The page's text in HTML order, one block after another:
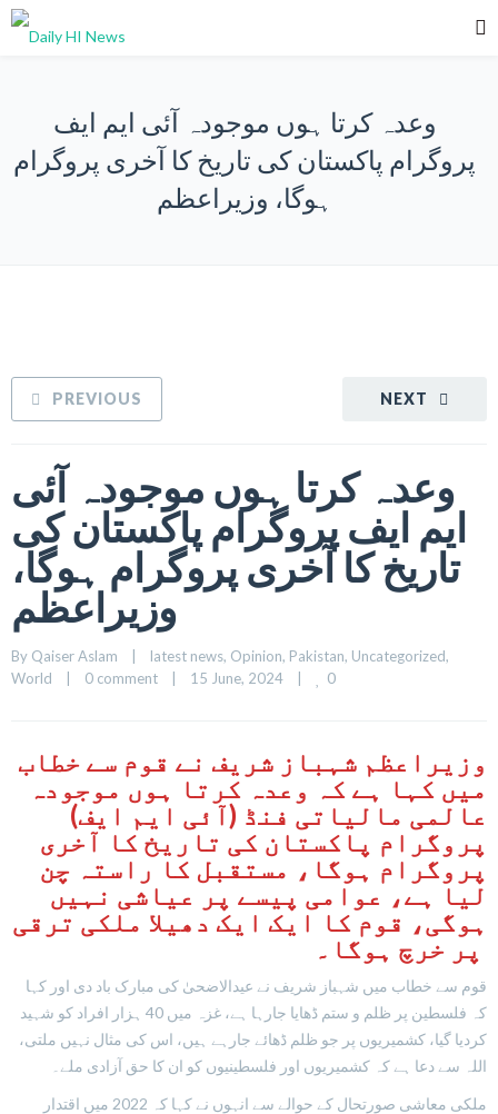
وعدہ کرتا ہوں موجودہ آئی ایم ایف
پروگرام پاکستان کی تاریخ کا آخری پروگرام
ہوگا، وزیراعظم
NEXT
PREVIOUS
وعدہ کرتا ہوں موجودہ آئی
ایم ایف پروگرام پاکستان کی
تاریخ کا آخری پروگرام ہوگا،
وزیراعظم
By Qaiser Aslam latest news, Opinion, Pakistan, Uncategorized
World
0 comment 15 June, 2024 0
وزیراعظم شہباز شریف نے قوم سے خطاب
میں کہا ہے کہ وعدہ کرتا ہوں موجودہ
عالمی مالیاتی فنڈ (آئی ایم ایف)
پروگرام پاکستان کی تاریخ کا آخری
پروگرام ہوگا، مستقبل کا راستہ چن
لیا ہے، عوامی پیسے پر عیاشی نہیں
ہوگی، قوم کا ایک ایک دھیلا ملکی ترقی
قوم سے خطاب میں شہباز شریف نے عیدالاضحیٰ کی مبارک باد دی اور کہا
کہ فلسطین پر ظلم و ستم ڈھایا جارہا ہے، غزہ میں 40 ہزار افراد کو شہید
کردیا گیا، کشمیریوں پر جو ظلم ڈھائے جارہے ہیں، اس کی مثال نہیں ملتی،
اللہ سے دعا ہے کہ کشمیریوں اور فلسطینیوں کو ان کا حق آزادی ملے۔
ملکی معاشی صورتحال کے حوالے سے انہوں نے کہا کہ 2022 میں اقتدار